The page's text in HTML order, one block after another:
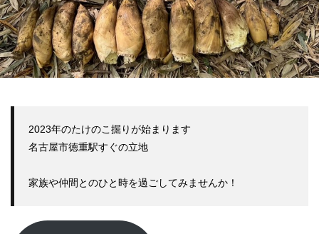
2023年のたけのこ掘りが始まります
名古屋市徳重駅すぐの立地
家族や仲間とのひと時を過ごしてみませんか！